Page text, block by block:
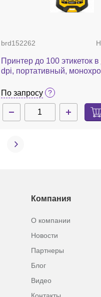
brd152262
Принтер до 100 этикеток
dpi, портативный,
М210
По запросу
Компания
О компании
Новости
Партнеры
Блог
Видео